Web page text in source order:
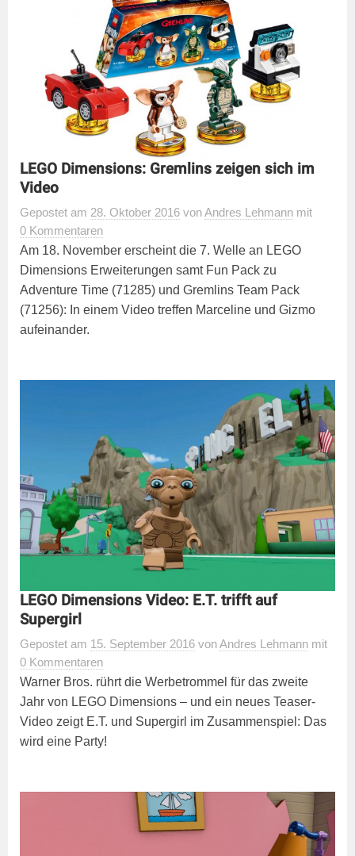
LEGO Dimensions: Gremlins zeigen sich im
Video
Gepostet am 28. Oktober 2016 vonAndres Lehmann mit
0 Kommentaren
Am 18. November erscheint die 7. Welle an LEGO
Dimensions Erweiterungen samt Fun Pack zu
Adventure Time (71285) und Gremlins Team Pack
(71256): In einem Video treffen Marceline und Gizmo
aufeinander.
LEGO Dimensions Video: E.T. trifft auf
Supergirl
Gepostet am 15. September 2016 vonAndres Lehmann mit
0 Kommentaren
Warner Bros. rührt die Werbetrommel für das zweite
Jahr von LEGO Dimensions – und ein neues Teaser-
Video zeigt E.T. und Supergirl im Zusammenspiel: Das
wird eine Party!